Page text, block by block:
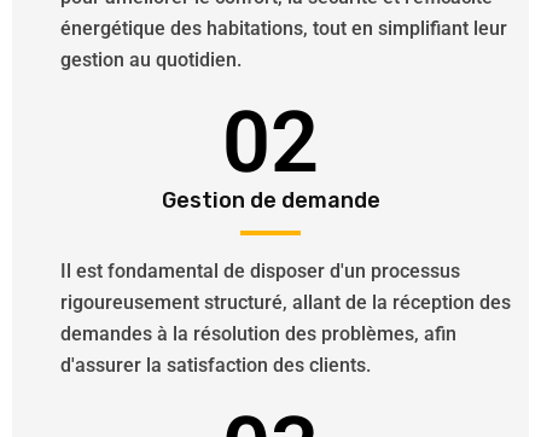
énergétique des habitations, tout en simplifiant leur
gestion au quotidien.
02
Gestion de demande
Il est fondamental de disposer d'un processus
rigoureusement structuré, allant de la réception des
demandes à la résolution des problèmes, afin
d'assurer la satisfaction des clients.